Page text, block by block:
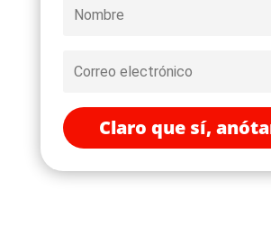
Claro que sí,